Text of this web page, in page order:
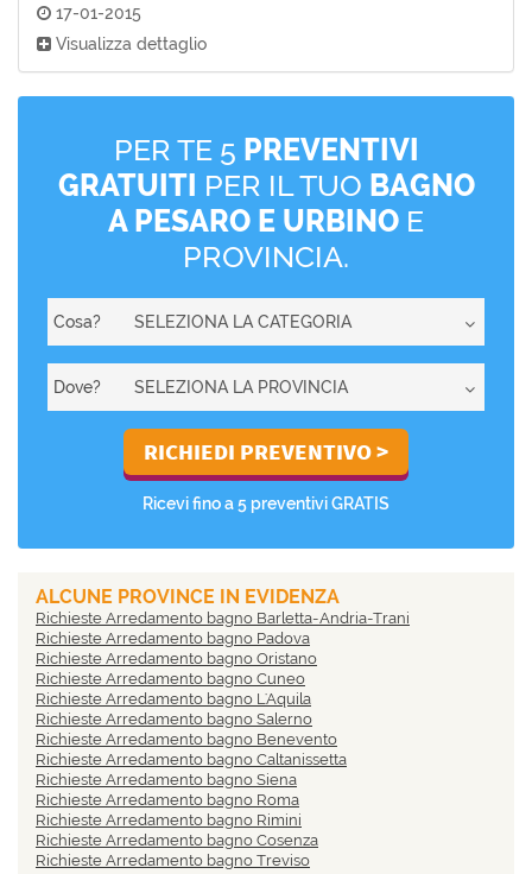
17-01-2015
Visualizza dettaglio
PER TE 5 PREVENTIVI
GRATUITI PER IL TUO BAGNO
A PESARO E URBINO E
PROVINCIA.
Cosa?
Dove?
Ricevi fino a 5 preventivi GRATIS
ALCUNE PROVINCE IN EVIDENZA
Richieste Arredamento bagno Barletta-Andria-Trani
Richieste Arredamento bagno Padova
Richieste Arredamento bagno Oristano
Richieste Arredamento bagno Cuneo
Richieste Arredamento bagno L'Aquila
Richieste Arredamento bagno Salerno
Richieste Arredamento bagno Benevento
Richieste Arredamento bagno Caltanissetta
Richieste Arredamento bagno Siena
Richieste Arredamento bagno Roma
Richieste Arredamento bagno Rimini
Richieste Arredamento bagno Cosenza
Richieste Arredamento bagno Treviso